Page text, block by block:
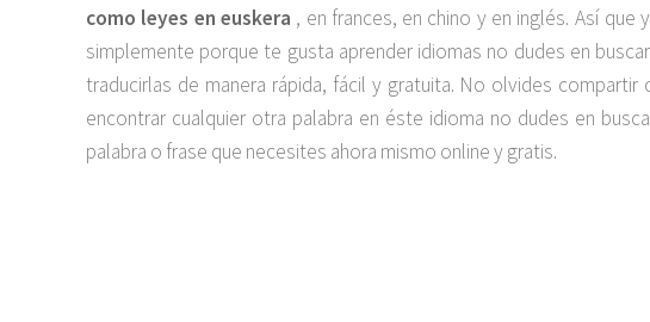
como leyes en euskera , en frances, en chino y en inglés. Así
simplemente porque te gusta aprender idiomas no dudes en
traducirlas de manera rápida, fácil y gratuita. No olvides
encontrar cualquier otra palabra en éste idioma no dudes en
palabra o frase que necesites ahora mismo online y gratis.